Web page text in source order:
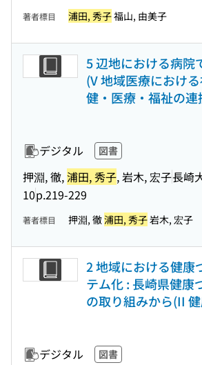
著者標目 浦田, 秀子福山, 由美子
5 辺地における病院
(V 地域医療におけ
健・医療・福祉の連
デジタル 図書
押淵, 徹,浦田, 秀子, 岩木, 宏子長崎
10p.219-229
著者標目 押淵, 徹浦田, 秀子岩木, 宏子
2 地域における健康
テム化 : 長崎県健康
の取り組みから(II
デジタル 図書